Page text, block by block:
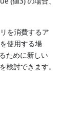
を消費するア
使用する場
ために新しい
検討できます。